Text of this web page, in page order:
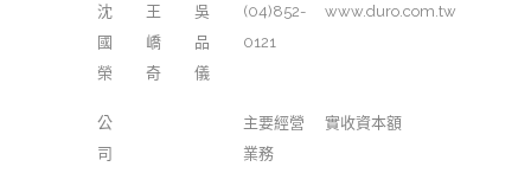
沈
國
榮
王
嶠
奇
吳
品
儀
(04)852-
0121
www.duro.com.tw
公
司
主要經營
業務
實收資本額